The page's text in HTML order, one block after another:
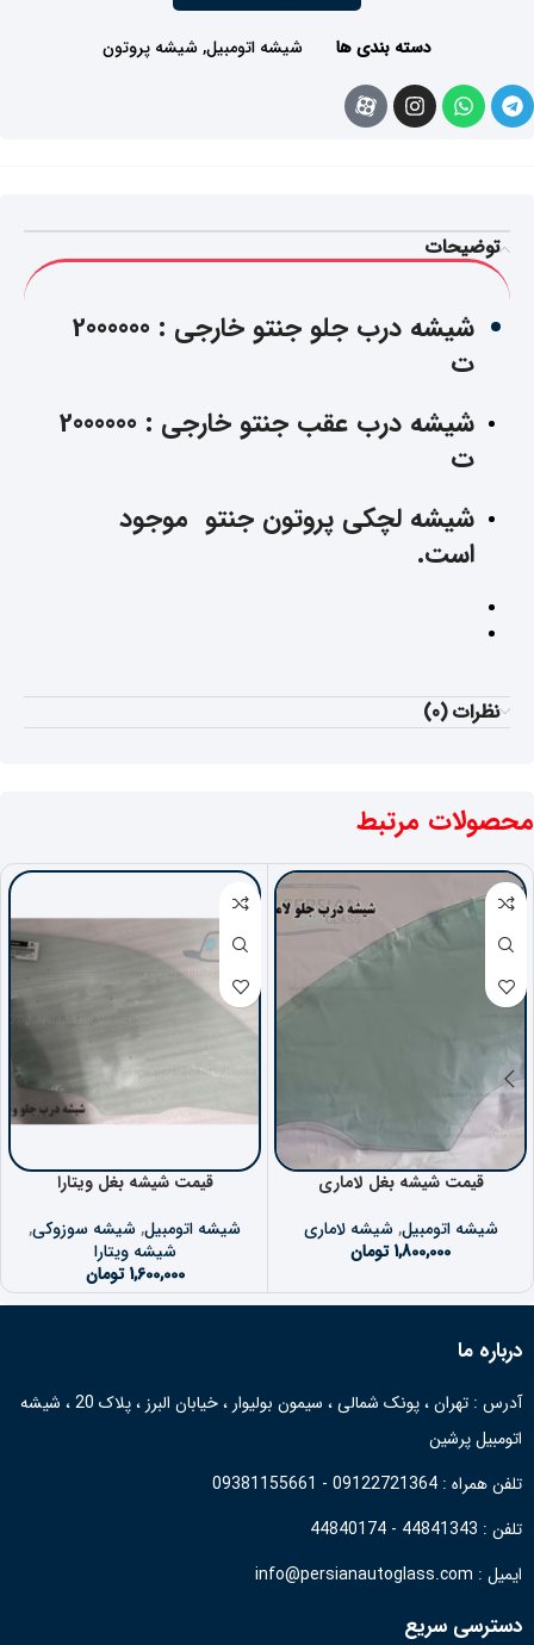
دسته بندی ها شیشه اتومبیل,شیشه پروتون
توضیحات
شیشه درب جلو جنتو خارجی : 2000000
ت
شیشه درب عقب جنتو خارجی : 2000000
ت
شیشه لچکی پروتون جنتو موجود
است.
نظرات (0)
محصولات مرتبط
قیمت شیشه بغل لاماری
شیشه اتومبیل,شیشه لاماری
1,800,000 تومان
قیمت شیشه بغل ویتارا
شیشه اتومبیل,شیشه سوزوکی,
شیشه ویتارا
1,600,000 تومان
درباره ما
آدرس : تهران ، پونک شمالی ، سیمون بولیوار ، خیابان البرز ، پلاک 20 ، شیشه
اتومبیل پرشین
تلفن همراه : 09122721364 - 09381155661
تلفن : 44841343 - 44840174
ایمیل : info@persianautoglass.com
دسترسی سریع